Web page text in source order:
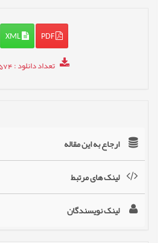
PDF
XML
تعداد دانلود: 2574
ارجاع به این مقاله
لینک های مرتبط
لینک نویسندگان